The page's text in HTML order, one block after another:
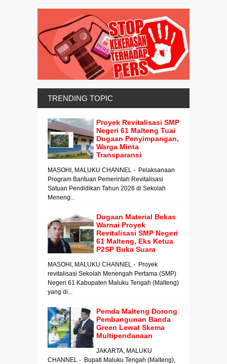
TRENDING TOPIC
Proyek Revitalisasi SMP
Negeri 61 Malteng Tuai
Dugaan Penyimpangan,
Warga Minta
Transparansi
MASOHI, MALUKU CHANNEL - Pelaksanaan
Program Bantuan Pemerintah Revitalisasi
Satuan Pendidikan Tahun 2026 di Sekolah
Meneng...
Dugaan Material Bekas
Warnai Proyek
Revitalisasi SMP Negeri
61 Malteng, Eks Ketua
P2SP Buka Suara
MASOHI, MALUKU CHANNEL - Proyek
revitalisasi Sekolah Menengah Pertama (SMP)
Negeri 61 Kabupaten Maluku Tengah (Malteng)
yang di...
Pemda Malteng Dorong
Pembangunan Banda
Green Lewat Skema
Multipendanaan
JAKARTA, MALUKU
CHANNEL - Bupati Maluku Tengah (Malteng),